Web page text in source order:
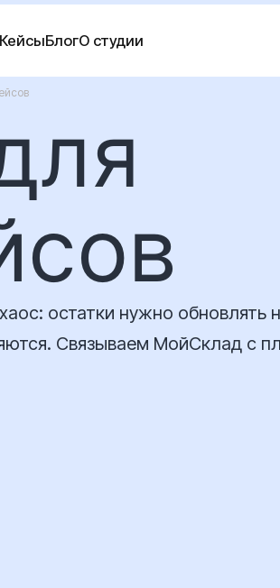
КейсыБлогО студии
остатки нужно
Связываем МойСклад с